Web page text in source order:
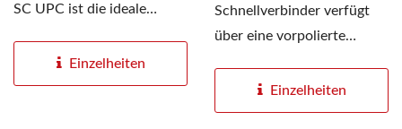
SC UPC ist die ideale
Glasfaseranschlüsse...
Einzelheiten
Schnellverbinder verfügt
über eine vorpolierte
Einzelheiten